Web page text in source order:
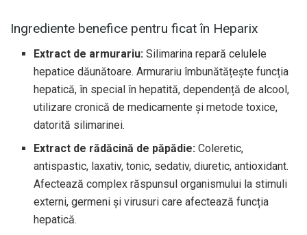
Ingrediente benefice pentru ficat în Heparix
Extract de armurariu: Silimarina repară celulele
hepatice dăunătoare. Armurariu îmbunătățește funcția
hepatică, în special în hepatită, dependență de alcool,
utilizare cronică de medicamente și metode toxice,
datorită silimarinei.
Extract de rădăcină de păpădie: Coleretic,
antispastic, laxativ, tonic, sedativ, diuretic, antioxidant.
Afectează complex răspunsul organismului la stimuli
externi, germeni și virusuri care afectează funcția
hepatică.